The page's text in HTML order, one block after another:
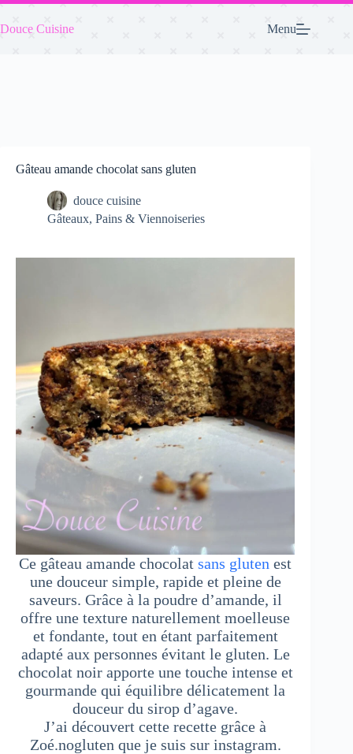
Passer
contenu
Douce Cuisine Menu
Gâteau amande chocolat sans gluten
douce cuisine
Gâteaux, Pains & Viennoiseries
Ce gâteau amande chocolatsans gluten est
une douceur simple, rapide et pleine de
saveurs. Grâce à la poudre d’amande, il
offre une texture naturellement moelleuse
et fondante, tout en étant parfaitement
adapté aux personnes évitant le gluten. Le
chocolat noir apporte une touche intense et
gourmande qui équilibre délicatement la
douceur du sirop d’agave.
J’ai découvert cette recette grâce à
Zoé.nogluten que je suis sur instagram.